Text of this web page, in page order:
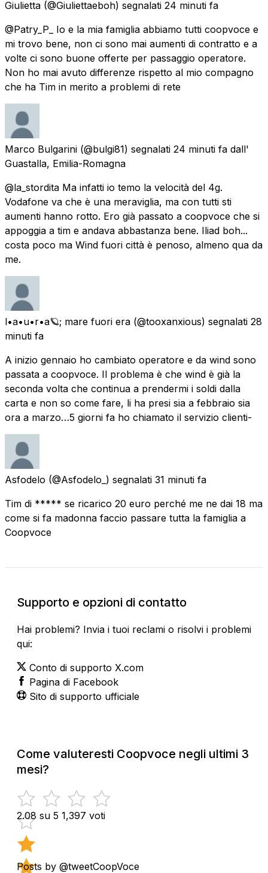
Giulietta (@Giuliettaeboh) segnalati 24 minuti fa
@Patry_P_ Io e la mia famiglia abbiamo tutti coopvoce e
mi trovo bene, non ci sono mai aumenti di contratto e a
volte ci sono buone offerte per passaggio operatore.
Non ho mai avuto differenze rispetto al mio compagno
che ha Tim in merito a problemi di rete
Marco Bulgarini (@bulgi81) segnalati 24 minuti fa dall'
Guastalla, Emilia-Romagna
@la_stordita Ma infatti io temo la velocità del 4g.
Vodafone va che è una meraviglia, ma con tutti sti
aumenti hanno rotto. Ero già passato a coopvoce che si
appoggia a tim e andava abbastanza bene. Iliad boh...
costa poco ma Wind fuori città è penoso, almeno qua da
me.
l•a•u•r•a🪐; mare fuori era (@tooxanxious) segnalati 28
minuti fa
A inizio gennaio ho cambiato operatore e da wind sono
passata a coopvoce. Il problema è che wind è già la
seconda volta che continua a prendermi i soldi dalla
carta e non so come fare, li ha presi sia a febbraio sia
ora a marzo…5 giorni fa ho chiamato il servizio clienti-
Asfodelo (@Asfodelo_) segnalati 31 minuti fa
Tim di ***** se ricarico 20 euro perché me ne dai 18 ma
come si fa madonna faccio passare tutta la famiglia a
Coopvoce
Supporto e opzioni di contatto
Hai problemi? Invia i tuoi reclami o risolvi i problemi
qui:
Conto di supporto X.com
Pagina di Facebook
Sito di supporto ufficiale
Come valuteresti Coopvoce negli ultimi 3
mesi?
2.08 su 5 1,397 voti
Posts by @tweetCoopVoce